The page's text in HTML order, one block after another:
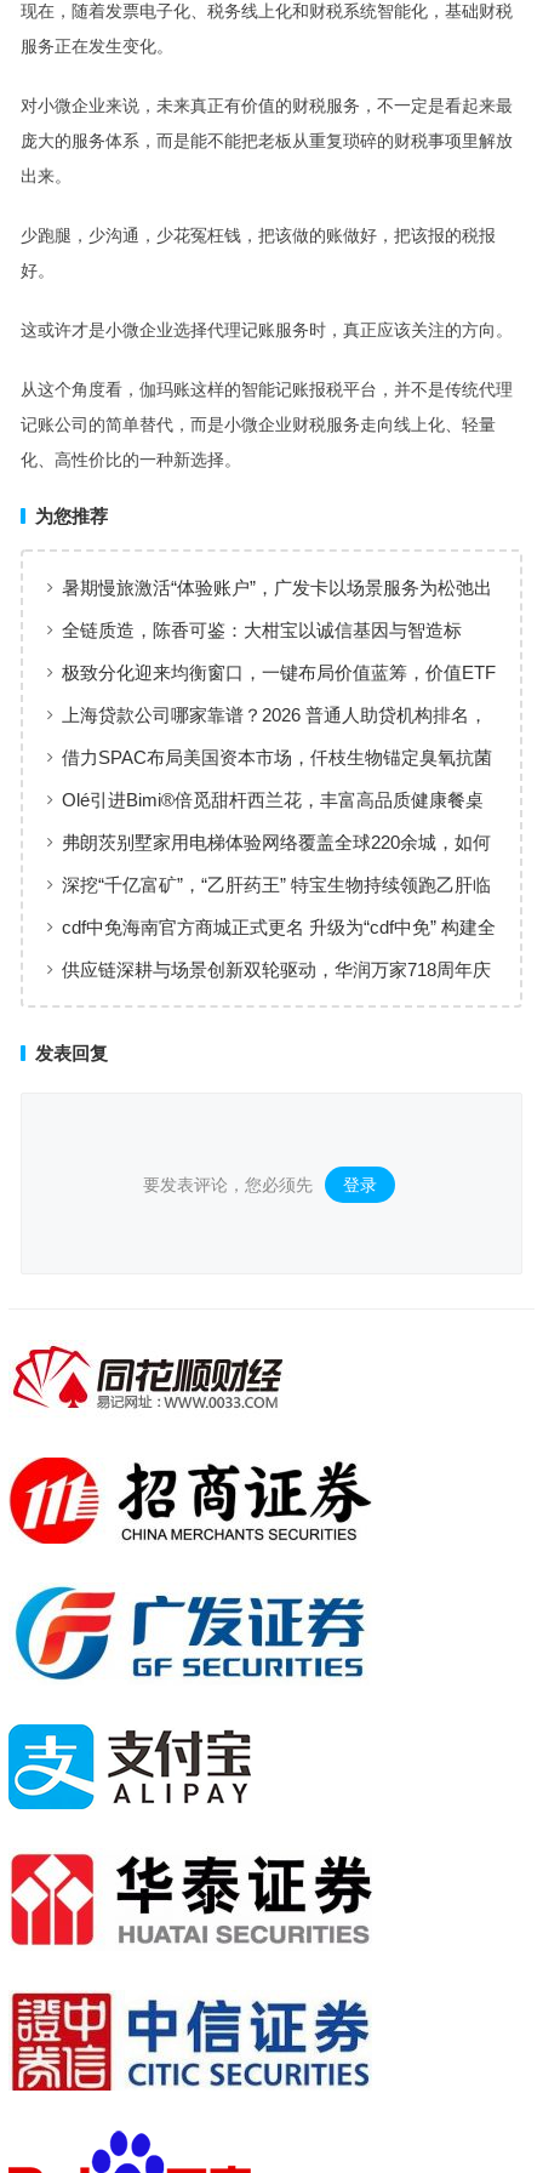
现在，随着发票电子化、税务线上化和财税系统智能化，基础财税
服务正在发生变化。
对小微企业来说，未来真正有价值的财税服务，不一定是看起来最
庞大的服务体系，而是能不能把老板从重复琐碎的财税事项里解放
出来。
少跑腿，少沟通，少花冤枉钱，把该做的账做好，把该报的税报
好。
这或许才是小微企业选择代理记账服务时，真正应该关注的方向。
从这个角度看，伽玛账这样的智能记账报税平台，并不是传统代理
记账公司的简单替代，而是小微企业财税服务走向线上化、轻量
化、高性价比的一种新选择。
为您推荐
暑期慢旅激活“体验账户”，广发卡以场景服务为松弛出
行添彩
全链质造，陈香可鉴：大柑宝以诚信基因与智造标
准，定义新会陈皮高质量发展
极致分化迎来均衡窗口，一键布局价值蓝筹，价值ETF
华夏火热开售
上海贷款公司哪家靠谱？2026 普通人助贷机构排名，
工薪族借钱选择指南
借力SPAC布局美国资本市场，仟枝生物锚定臭氧抗菌
黄金赛道
Olé引进Bimi®倍觅甜杆西兰花，丰富高品质健康餐桌
新选择
弗朗茨别墅家用电梯体验网络覆盖全球220余城，如何
实现高效服务响应
深挖“千亿富矿”，“乙肝药王” 特宝生物持续领跑乙肝临
床治愈
cdf中免海南官方商城正式更名 升级为“cdf中免” 构建全
场景购物生态
供应链深耕与场景创新双轮驱动，华润万家718周年庆
发表回复
要发表评论，您必须先 登录 。